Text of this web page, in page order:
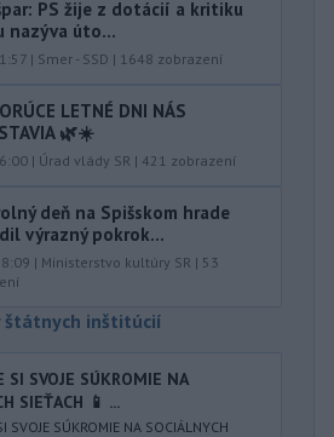
PS žije z dotácií a kritiku
nazýva úto...
| Smer - SSD | 1648 zobrazení
LETNÉ DNI NÁS
🌿☀️
| Úrad vlády SR | 421 zobrazení
deň na Spišskom hrade
výrazný pokrok...
| Ministerstvo kultúry SR | 53
štátnych inštitúcií
SI SVOJE SÚKROMIE NA
SIEŤACH 📱 ...
SVOJE SÚKROMIE NA SOCIÁLNYCH